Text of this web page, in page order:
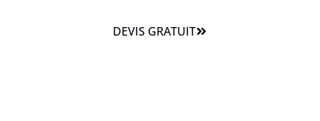
DEVIS GRATUIT